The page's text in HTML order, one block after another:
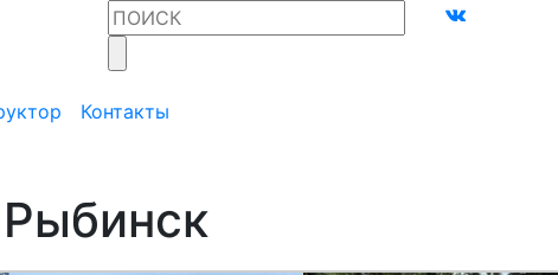
Контакты